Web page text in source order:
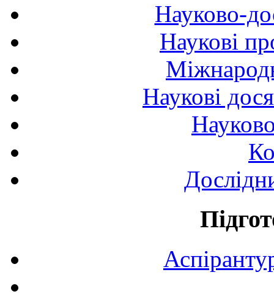
Науково-
Наукові
Наукові